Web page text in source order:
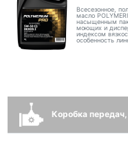
Всесезонное,
масло
насыщенным
моющих и
индексом
особенность
Коробка